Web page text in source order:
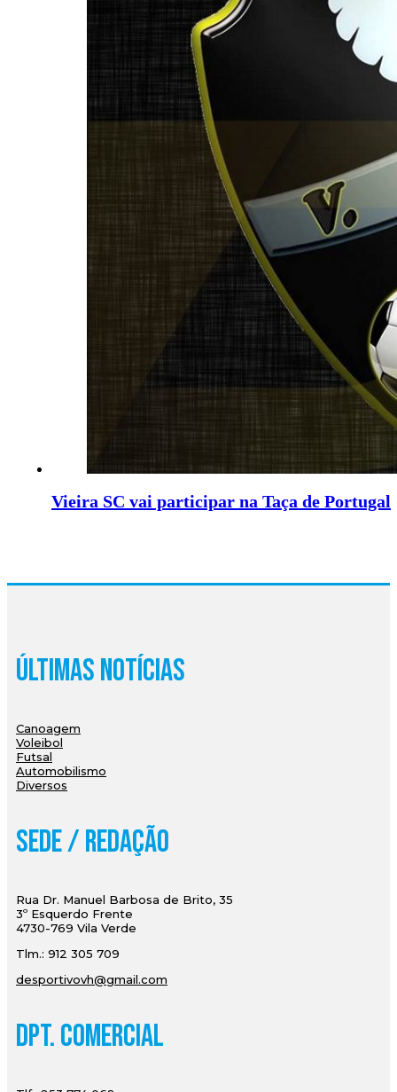
Vieira SC vai participar na Taça de Portugal
Últimas Notícias
Canoagem
Voleibol
Futsal
Automobilismo
Diversos
Sede / Redação
Rua Dr. Manuel Barbosa de Brito, 35
3º Esquerdo Frente
4730-769 Vila Verde
Tlm.: 912 305 709
desportivovh@gmail.com
Dpt. Comercial